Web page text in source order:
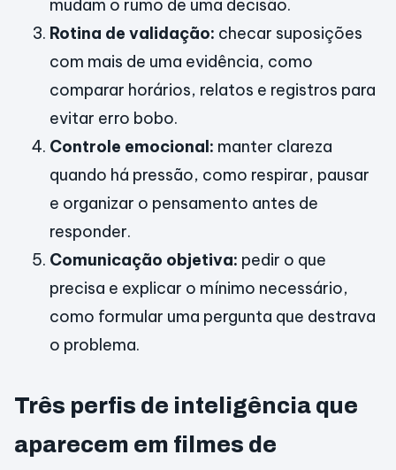
mudam o rumo de uma decisão.
Rotina de validação: checar suposições
com mais de uma evidência, como
comparar horários, relatos e registros para
evitar erro bobo.
Controle emocional: manter clareza
quando há pressão, como respirar, pausar
e organizar o pensamento antes de
responder.
Comunicação objetiva: pedir o que
precisa e explicar o mínimo necessário,
como formular uma pergunta que destrava
o problema.
Três perfis de inteligência que
aparecem em filmes de